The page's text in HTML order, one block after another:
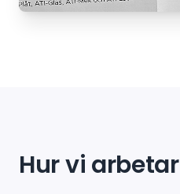
Hur vi arbetar